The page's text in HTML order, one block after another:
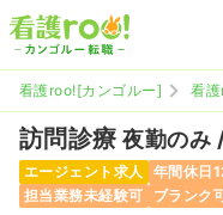
看護roo![カンゴルー] 看
訪問診療 夜勤のみ
エージェント求人 年間休日
担当業務未経験可
ブランク